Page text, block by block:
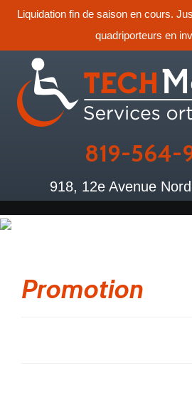
Liquidation fin de saison en cours.
quadriporteurs en
819-564-
918, 12e Avenue
Promotion